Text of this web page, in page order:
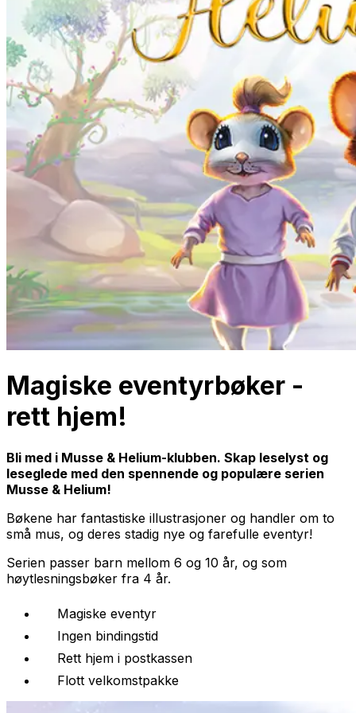
Magiske eventyrbøker -
rett hjem!
Bli med i Musse & Helium-klubben. Skap leselyst og
leseglede med den spennende og populære serien
Musse & Helium!
Bøkene har fantastiske illustrasjoner og handler om to
små mus, og deres stadig nye og farefulle eventyr!
Serien passer barn mellom 6 og 10 år, og som
høytlesningsbøker fra 4 år.
Magiske eventyr
Ingen bindingstid
Rett hjem i postkassen
Flott velkomstpakke